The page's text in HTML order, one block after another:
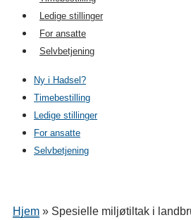
Ledige stillinger
For ansatte
Selvbetjening
Ny i Hadsel?
Timebestilling
Ledige stillinger
For ansatte
Selvbetjening
Hjem » Spesielle miljøtiltak i